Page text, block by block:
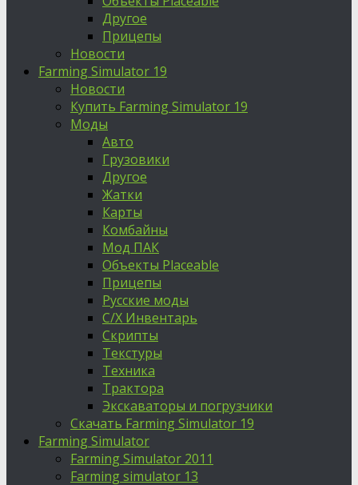
Другое
Прицепы
Новости
Farming Simulator 19
Новости
Купить Farming Simulator 19
Моды
Авто
Грузовики
Другое
Жатки
Карты
Комбайны
Мод ПАК
Объекты Placeable
Прицепы
Русские моды
С/Х Инвентарь
Скрипты
Текстуры
Техника
Трактора
Экскаваторы и погрузчики
Скачать Farming Simulator 19
Farming Simulator
Farming Simulator 2011
Farming simulator 13